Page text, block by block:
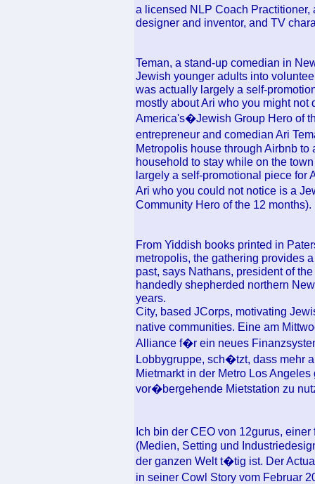
a licensed NLP Coach
designer and inventor, and TV
Teman, a stand-up comedian in
Jewish younger adults into
was actually largely a self-
mostly about Ari who you might
America's�Jewish Group Hero of
entrepreneur and comedian Ari
Metropolis house through Airbnb
household to stay while on the
largely a self-promotional piece for
Ari who you could not notice is a
Community Hero of the 12 months).
From Yiddish books printed in
metropolis, the gathering provides
past, says Nathans, president of
handedly shepherded northern
years.
City, based JCorps, motivating
native communities. Eine am
Alliance f�r ein neues
Lobbygruppe, sch�tzt, dass mehr
Mietmarkt in der Metro Los
vor�bergehende Mietstation zu
Ich bin der CEO von 12gurus,
(Medien, Setting und
der ganzen Welt t�tig ist. Der
in seiner Cowl Story vom Februar